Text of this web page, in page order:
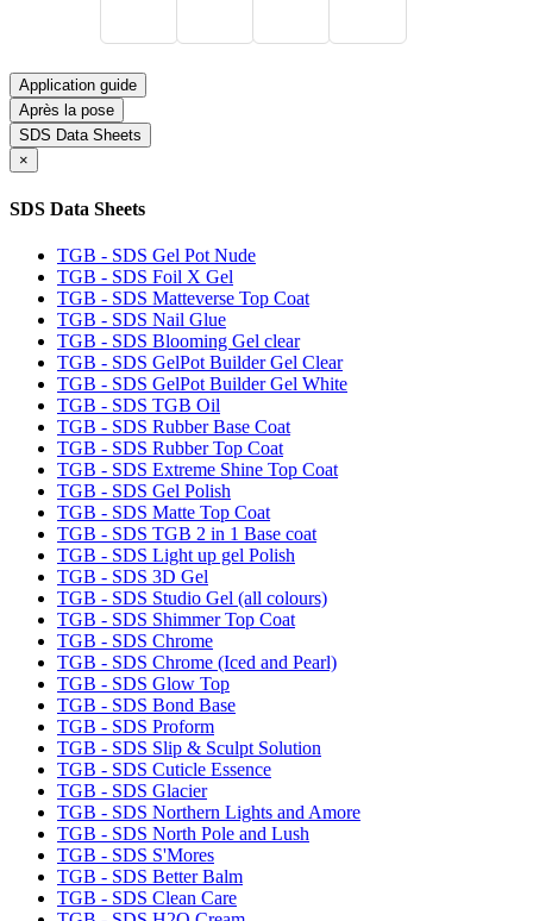
Application guide
Après la pose
SDS Data Sheets
×
SDS Data Sheets
TGB - SDS Gel Pot Nude
TGB - SDS Foil X Gel
TGB - SDS Matteverse Top Coat
TGB - SDS Nail Glue
TGB - SDS Blooming Gel clear
TGB - SDS GelPot Builder Gel Clear
TGB - SDS GelPot Builder Gel White
TGB - SDS TGB Oil
TGB - SDS Rubber Base Coat
TGB - SDS Rubber Top Coat
TGB - SDS Extreme Shine Top Coat
TGB - SDS Gel Polish
TGB - SDS Matte Top Coat
TGB - SDS TGB 2 in 1 Base coat
TGB - SDS Light up gel Polish
TGB - SDS 3D Gel
TGB - SDS Studio Gel (all colours)
TGB - SDS Shimmer Top Coat
TGB - SDS Chrome
TGB - SDS Chrome (Iced and Pearl)
TGB - SDS Glow Top
TGB - SDS Bond Base
TGB - SDS Proform
TGB - SDS Slip & Sculpt Solution
TGB - SDS Cuticle Essence
TGB - SDS Glacier
TGB - SDS Northern Lights and Amore
TGB - SDS North Pole and Lush
TGB - SDS S'Mores
TGB - SDS Better Balm
TGB - SDS Clean Care